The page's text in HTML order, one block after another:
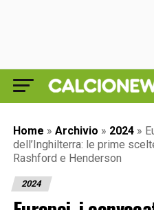
Home » Archivio » 2024 »
dell’Inghilterra: le prime
Rashford e Henderson
2024